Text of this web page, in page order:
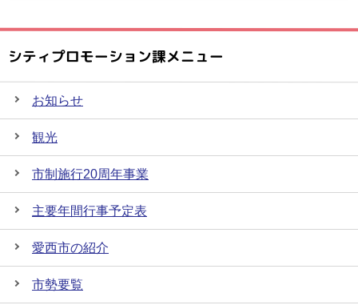
シティプロモーション課メニュー
お知らせ
観光
市制施行20周年事業
主要年間行事予定表
愛西市の紹介
市勢要覧